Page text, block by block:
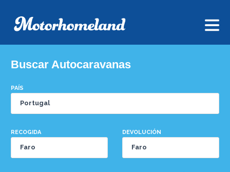
Buscar Autocaravanas
PAÍS
RECOGIDA DEVOLUCIÓN